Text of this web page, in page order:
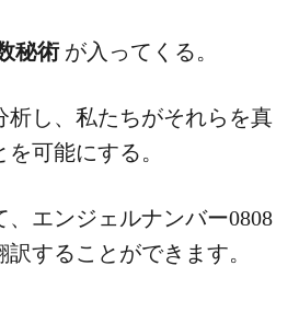
秘術が入ってくる。
析し、私たちがそれらを真
可能にする。
、エンジェルナンバー0808
することができます。